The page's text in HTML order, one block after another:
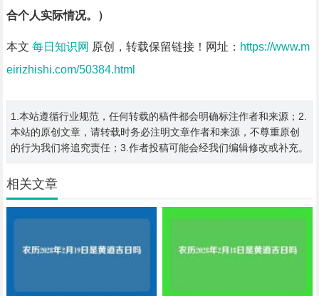
合个人实际情况。）
本文 每日知识网 原创，转载保留链接！网址： https://www.m
eirizhishi.com/50384.html
1.本站遵循行业规范，任何转载的稿件都会明确标注作者和来源；2.
本站的原创文章，请转载时务必注明文章作者和来源，不尊重原创
的行为我们将追究责任；3.作者投稿可能会经我们编辑修改或补充。
相关文章